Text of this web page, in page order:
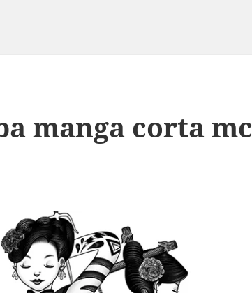
manga corta mc